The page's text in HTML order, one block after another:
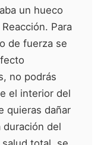
un hueco
Para
de fuerza se
no podrás
el interior del
quieras dañar
del